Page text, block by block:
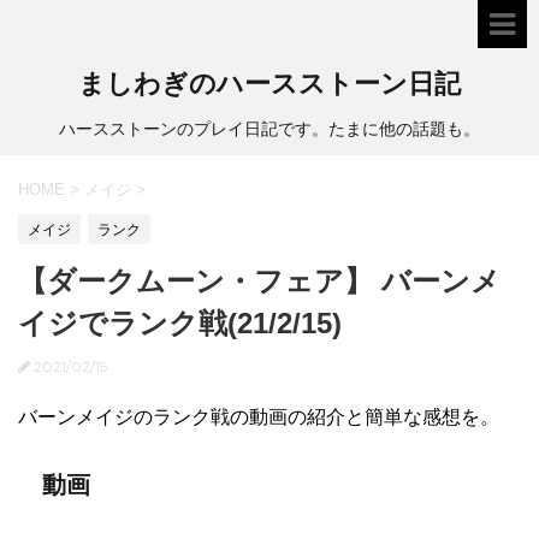
ましわぎのハースストーン日記
ハースストーンのプレイ日記です。たまに他の話題も。
HOME > メイジ >
メイジ ランク
【ダークムーン・フェア】 バーンメ
イジでランク戦(21/2/15)
2021/02/15
バーンメイジのランク戦の動画の紹介と簡単な感想を。
動画